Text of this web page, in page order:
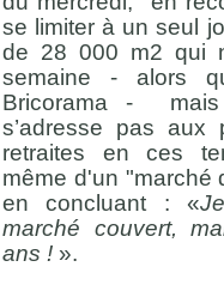
se limiter à un seul
de 28 000 m2 qui
semaine - alors
Bricorama -
s’adresse pas aux
retraites en ces
même d'un "marché
en concluant : «
marché couvert,
ans ! ».